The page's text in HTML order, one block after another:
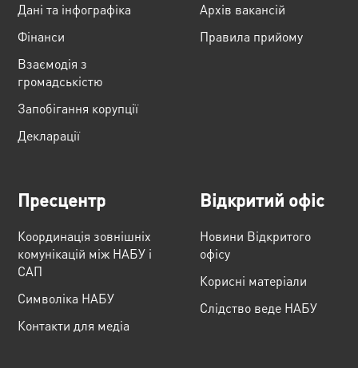
Дані та інфографіка
Фінанси
Взаємодія з
громадськістю
Запобігання корупції
Декларації
Архів вакансій
Правила прийому
Пресцентр
Координація зовнішніх
комунікацій між НАБУ і
САП
Cимволіка НАБУ
Контакти для медіа
Відкритий офіс
Новини Відкритого
офісу
Корисні матеріали
Слідство веде НАБУ